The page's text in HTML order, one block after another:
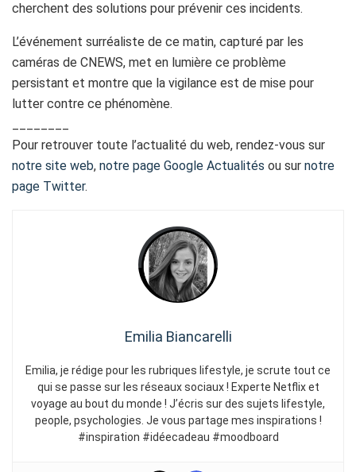
cherchent des solutions pour prévenir ces incidents.
L’événement surréaliste de ce matin, capturé par les
caméras de CNEWS, met en lumière ce problème
persistant et montre que la vigilance est de mise pour
lutter contre ce phénomène.
Pour retrouver toute l’actualité du web, rendez-vous sur
notre site web, notre page Google Actualités ou sur notre
page Twitter.
Emilia Biancarelli
Emilia, je rédige pour les rubriques lifestyle, je scrute tout ce
qui se passe sur les réseaux sociaux ! Experte Netflix et
voyage au bout du monde ! J’écris sur des sujets lifestyle,
people, psychologies. Je vous partage mes inspirations !
#inspiration #idéecadeau #moodboard